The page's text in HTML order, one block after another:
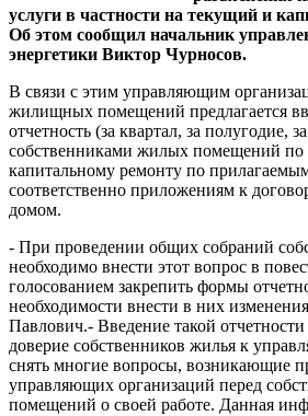
услуги в частности на текущий и
Об этом сообщил начальник
энергетики Виктор Чурносов.
В связи с этим управляющим
жилищных помещений предлагается
отчетность (за квартал, за полугодие,
собственниками жилых помещений по
капитальному ремонту по
соответственно приложениям к
домом.
- При проведении общих собраний
необходимо внести этот вопрос в
голосованием закрепить формы
необходимости внести в них
Павлович.- Введение такой
доверие собственников жилья к
снять многие вопросы, возникающие
управляющих организаций перед
помещений о своей работе. Данная